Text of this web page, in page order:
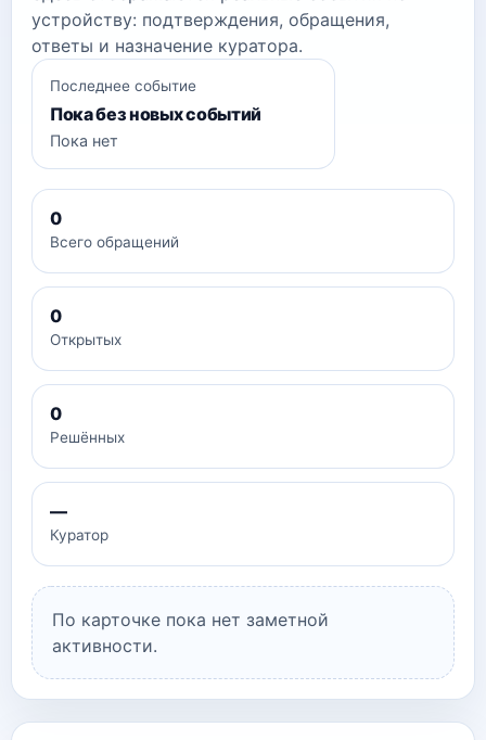
устройству: подтверждения, обращения,
ответы и назначение куратора.
Последнее событие
Пока без новых событий
Пока нет
0
Всего обращений
0
Открытых
0
Решённых
—
Куратор
По карточке пока нет заметной
активности.